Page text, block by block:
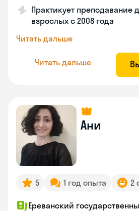
Практикует преподавание
взрослых с 2008 года
Читать дальше
Читать дальше
Ани
5 1 год опыта 2
Ереванский